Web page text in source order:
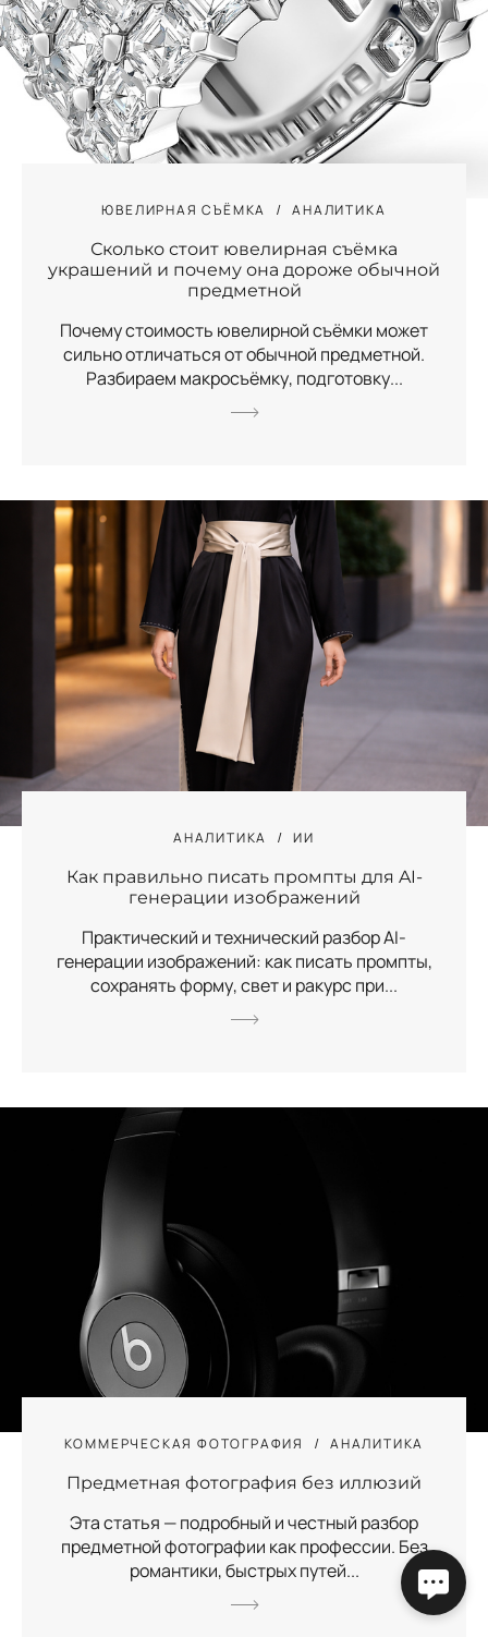
ЮВЕЛИРНАЯ СЪЁМКА АНАЛИТИКА
Сколько стоит ювелирная съёмка
украшений и почему она дороже обычной
предметной
Почему стоимость ювелирной съёмки может
сильно отличаться от обычной предметной.
Разбираем макросъёмку, подготовку...
АНАЛИТИКА ИИ
Как правильно писать промпты для AI-
генерации изображений
Практический и технический разбор AI-
генерации изображений: как писать промпты,
сохранять форму, свет и ракурс при...
КОММЕРЧЕСКАЯ ФОТОГРАФИЯ АНАЛИТИКА
Предметная фотография без иллюзий
Эта статья — подробный и честный разбор
предметной фотографии как профессии. Без
романтики, быстрых путей...